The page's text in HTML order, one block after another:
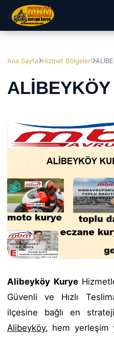
Ana Sayfa Hizmet Bölgeleri
ALİBEYKÖY
Alibeyköy Kurye
Güvenli ve Hızlı
ilçesine bağlı en
Alibeyköy, hem yerleşim